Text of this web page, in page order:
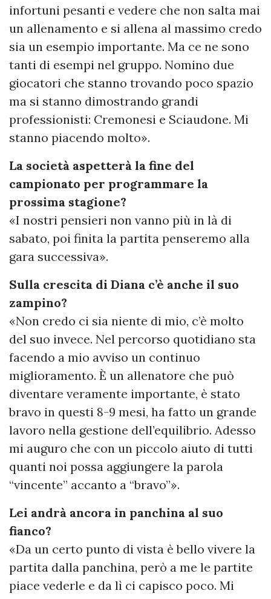
infortuni pesanti e vedere che non salta mai
un allenamento e si allena al massimo credo
sia un esempio importante. Ma ce ne sono
tanti di esempi nel gruppo. Nomino due
giocatori che stanno trovando poco spazio
ma si stanno dimostrando grandi
professionisti: Cremonesi e Sciaudone. Mi
stanno piacendo molto».
La società aspetterà la fine del
campionato per programmare la
prossima stagione?
«I nostri pensieri non vanno più in là di
sabato, poi finita la partita penseremo alla
gara successiva».
Sulla crescita di Diana c’è anche il suo
zampino?
«Non credo ci sia niente di mio, c’è molto
del suo invece. Nel percorso quotidiano sta
facendo a mio avviso un continuo
miglioramento. È un allenatore che può
diventare veramente importante, è stato
bravo in questi 8-9 mesi, ha fatto un grande
lavoro nella gestione dell’equilibrio. Adesso
mi auguro che con un piccolo aiuto di tutti
quanti noi possa aggiungere la parola
“vincente” accanto a “bravo”».
Lei andrà ancora in panchina al suo
fianco?
«Da un certo punto di vista è bello vivere la
partita dalla panchina, però a me le partite
piace vederle e da lì ci capisco poco. Mi